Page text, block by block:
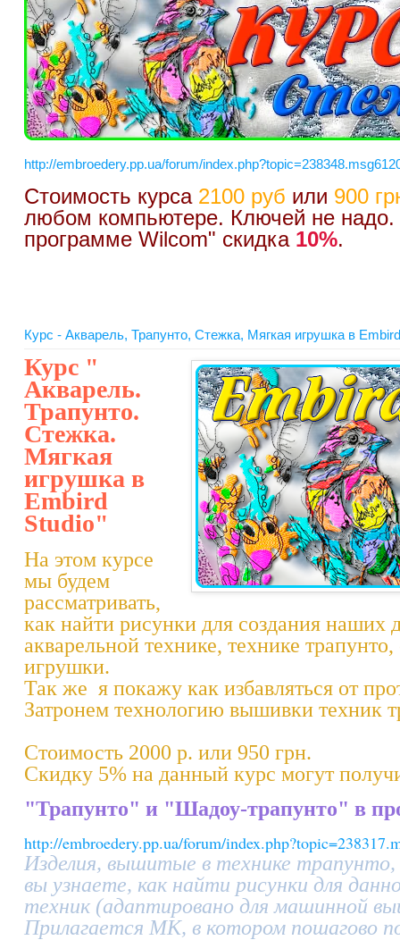
http://embroedery.pp.ua/forum/
Стоимость курса 2100 руб или 900
любом компьютере. Ключей не надо.
программе Wilcom" скидка 10%.
Курс - Акварель, Трапунто, Стежка, Мягкая игрушка в
Курс "
Акварель.
Трапунто.
Стежка.
Мягкая
игрушка в
Embird
Studio"
На этом курсе
мы будем
рассматривать,
как найти рисунки для создания наших
акварельной технике, технике
игрушки.
Так же я покажу как избавляться от
Затронем технологию вышивки техник
Стоимость 2000 р. или 950 грн.
Скидку 5% на данный курс могут
"Трапунто" и "Шадоу-трапунто" в
http://embroedery.pp.ua/forum/
Изделия, вышитые в технике
вы узнаете, как найти рисунки для
техник (адаптировано для машинной
Прилагается МК, в котором пошагово